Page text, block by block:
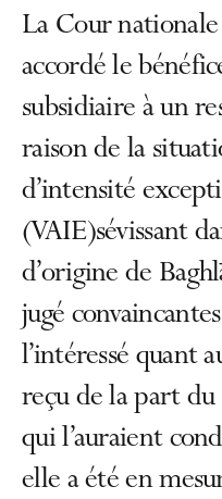
La Cour
accordé le
subsidiaire à un
raison de la
d’intensité
(VAIE)sévissant
d’origine de
jugé
l’intéressé quant
reçu de la part du
qui l’auraient
elle a été en